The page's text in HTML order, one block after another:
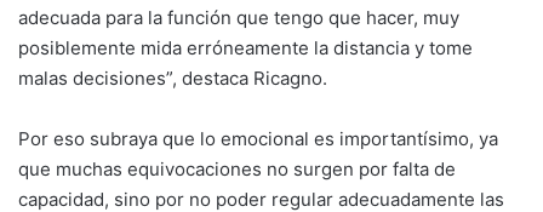
adecuada para la función que tengo que hacer, muy
posiblemente mida erróneamente la distancia y tome
malas decisiones”, destaca Ricagno.
Por eso subraya que lo emocional es importantísimo, ya
que muchas equivocaciones no surgen por falta de
capacidad, sino por no poder regular adecuadamente las